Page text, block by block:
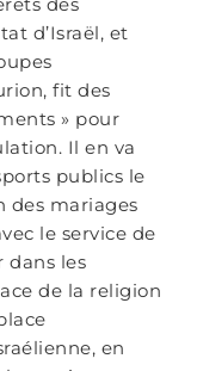
d’Israël, et
fit des
» pour
Il en va
publics le
des mariages
le service de
dans les
de la religion
en